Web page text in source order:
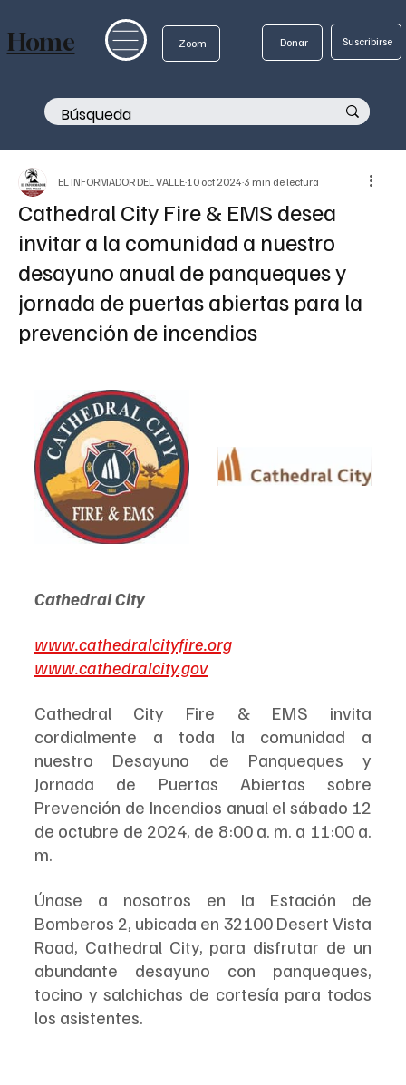
Zoom Donar Suscribirse
Home
Cathedral City Fire & EMS desea
invitar a la comunidad a nuestro
desayuno anual de panqueques y
jornada de puertas abiertas para la
prevención de incendios
EL INFORMADOR DEL VALLE 10 oct 2024 3 min de lectura
Cathedral City
www.cathedralcityfire.org
www.cathedralcity.gov
Cathedral City Fire & EMS invita
cordialmente a toda la comunidad a
nuestro Desayuno de Panqueques y
Jornada de Puertas Abiertas sobre
Prevención de Incendios anual el sábado 12
de octubre de 2024, de 8:00 a. m. a 11:00 a.
m.
Únase a nosotros en la Estación de
Bomberos 2, ubicada en 32100 Desert Vista
Road, Cathedral City, para disfrutar de un
abundante desayuno con panqueques,
tocino y salchichas de cortesía para todos
los asistentes.